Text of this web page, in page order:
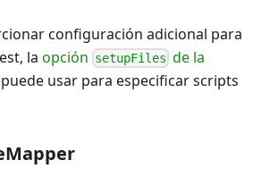
configuración adicional para
la opción setupFiles de la
usar para especificar scripts